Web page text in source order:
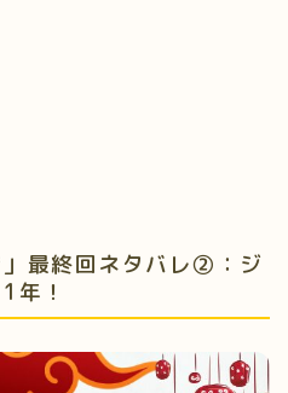
」最終回ネタバレ②：ジ
年！